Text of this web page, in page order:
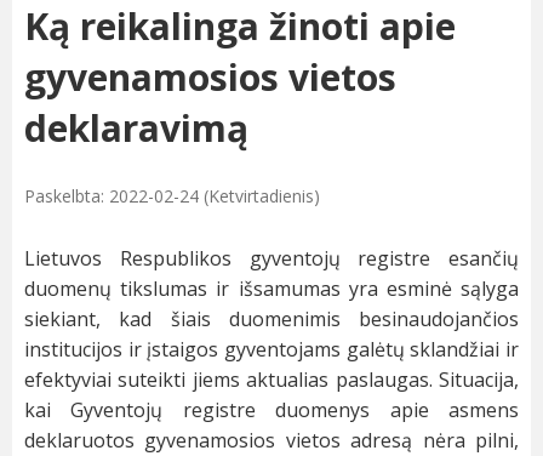
Ką reikalinga žinoti apie
gyvenamosios vietos
deklaravimą
Paskelbta: 2022-02-24 (Ketvirtadienis)
Lietuvos Respublikos gyventojų registre esančių
duomenų tikslumas ir išsamumas yra esminė sąlyga
siekiant, kad šiais duomenimis besinaudojančios
institucijos ir įstaigos gyventojams galėtų sklandžiai ir
efektyviai suteikti jiems aktualias paslaugas. Situacija,
kai Gyventojų registre duomenys apie asmens
deklaruotos gyvenamosios vietos adresą nėra pilni,